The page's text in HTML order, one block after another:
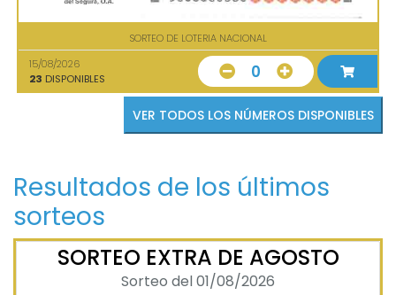
SORTEO DE LOTERIA NACIONAL
15/08/2026
23 DISPONIBLES 0
VER TODOS LOS NÚMEROS DISPONIBLES
Resultados de los últimos
sorteos
SORTEO EXTRA DE AGOSTO
Sorteo del 01/08/2026